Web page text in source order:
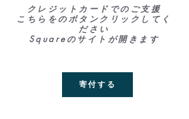
クレジットカードでのご支援
こちらをのボタンクリックしてく
ださい
Squareのサイトが開きます
寄付する